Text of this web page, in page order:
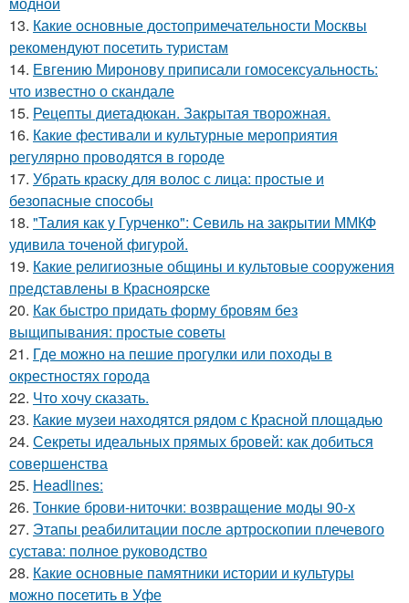
13. Какие основные достопримечательности Москвы
рекомендуют посетить туристам
14. Евгению Миронову приписали гомосексуальность:
что известно о скандале
15. Рецепты диетадюкан. Закрытая творожная.
16. Какие фестивали и культурные мероприятия
регулярно проводятся в городе
17. Убрать краску для волос с лица: простые и
безопасные способы
18. "Талия как у Гурченко": Севиль на закрытии ММКФ
удивила точеной фигурой.
19. Какие религиозные общины и культовые сооружения
представлены в Красноярске
20. Как быстро придать форму бровям без
выщипывания: простые советы
21. Где можно на пешие прогулки или походы в
окрестностях города
22. Что хочу сказать.
23. Какие музеи находятся рядом с Красной площадью
24. Секреты идеальных прямых бровей: как добиться
совершенства
25. Headlines:
26. Тонкие брови-ниточки: возвращение моды 90-х
27. Этапы реабилитации после артроскопии плечевого
сустава: полное руководство
28. Какие основные памятники истории и культуры
можно посетить в Уфе